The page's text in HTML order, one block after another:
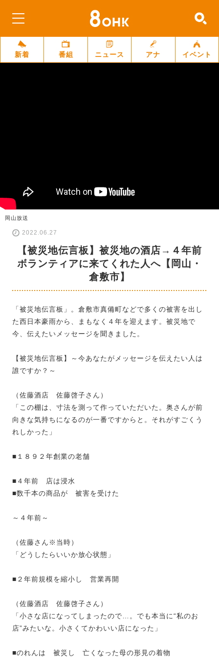
新着 番組 ニュース アナ イベント
岡山放送
2022.06.27
【被災地伝言板】被災地の酒店→４年前
ボランティアに来てくれた人へ【岡山・
倉敷市】
「被災地伝言板」。倉敷市真備町などで多くの被害を出し
た西日本豪雨から、まもなく４年を迎えます。被災地で
今、伝えたいメッセージを聞きました。
【被災地伝言板】～今あなたがメッセージを伝えたい人は
誰ですか？～
（佐藤酒店 佐藤啓子さん）
「この棚は、寸法を測って作っていただいた。奥さんが前
向きな気持ちになるのが一番ですからと。それがすごくう
れしかった」
■１８９２年創業の老舗
■４年前 店は浸水
■数千本の商品が 被害を受けた
～４年前～
（佐藤さん※当時）
「どうしたらいいか放心状態」
■２年前規模を縮小し 営業再開
（佐藤酒店 佐藤啓子さん）
「小さな店になってしまったので…。でも本当に“私のお
店”みたいな。小さくてかわいい店になった」
■のれんは 被災し 亡くなった母の形見の着物